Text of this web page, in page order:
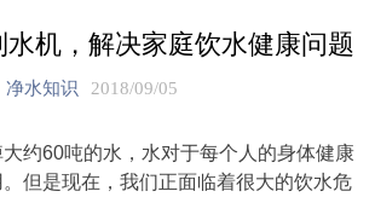
机，解决家庭饮水健康问题
净水知识 2018/09/05
约60吨的水，水对于每个人的身体健康
但是现在，我们正面临着很大的饮水危